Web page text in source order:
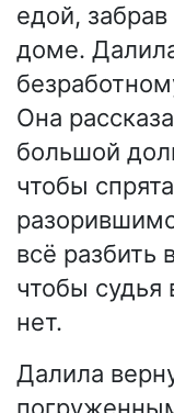
едой,
доме.
Она
большой
чтобы
всё разбить
чтобы судья
нет.
Далила